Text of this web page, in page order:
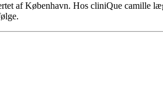
af København. Hos cliniQue camille